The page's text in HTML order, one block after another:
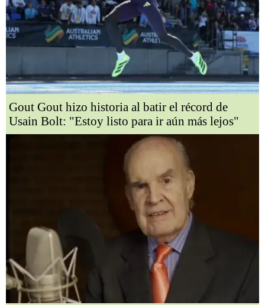
Gout Gout hizo historia al batir el récord de
Usain Bolt: "Estoy listo para ir aún más lejos"